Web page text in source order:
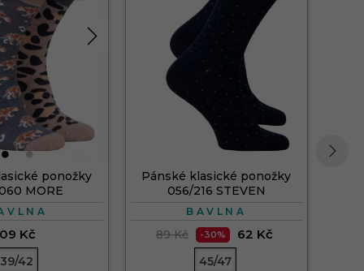
ponožky
MORE
Kč
39/42
Pánské klasické ponožky
056/216 STEVEN
BAVLNA
89 Kč -30% 62 Kč
45/47